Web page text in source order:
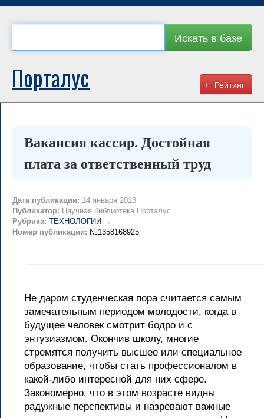
Искать в базе
Рейтинг
Порталус
Вакансия кассир. Достойная
плата за ответственный труд
Дата публикации: 14 января 2013
Публикатор: Научная библиотека Порталус
Рубрика: ТЕХНОЛОГИИ →
Номер публикации: №1358168925
Не даром студенческая пора считается самым
замечательным периодом молодости, когда в
будущее человек смотрит бодро и с
энтузиазмом. Окончив школу, многие
стремятся получить высшее или специальное
образование, чтобы стать профессионалом в
какой-либо интересной для них сфере.
Закономерно, что в этом возрасте видны
радужные перспективы и назревают важные